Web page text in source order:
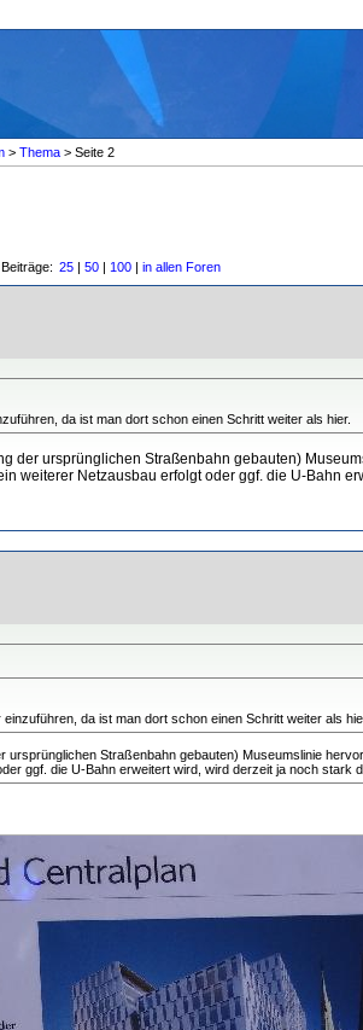
> Thema > Seite 2
25 | 50 | 100 | in allen Foren
da ist man dort schon einen Schritt weiter als hier.
der ursprünglichen Straßenbahn gebauten)
weiterer Netzausbau erfolgt oder ggf. die U-Bahn
da ist man dort schon einen Schritt weiter als
Straßenbahn gebauten) Museumslinie
ggf. die U-Bahn erweitert wird, wird derzeit ja noch stark